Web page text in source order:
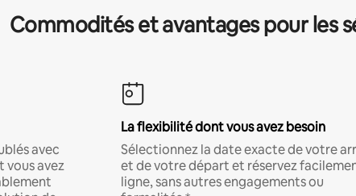
Commodités et avantages pour les
avec
vous avez
La flexibilité dont vous avez besoin
Sélectionnez la date exacte de votre
et de votre départ et réservez
ligne, sans autres engagements ou